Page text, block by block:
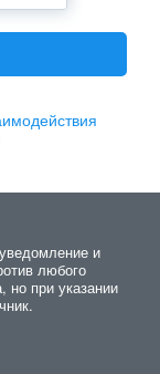
и
любого
но при указании